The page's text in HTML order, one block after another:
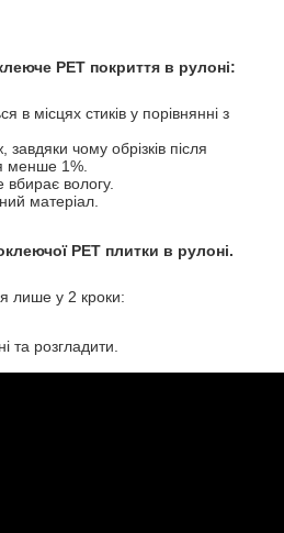
PET покриття в рулоні:
в місцях стиків у порівнянні з
чому обрізків після
менше 1%.
вологу.
матеріал.
PET плитки в рулоні.
лише у 2 кроки:
та розгладити.